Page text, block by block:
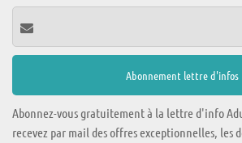
Abonnez-vous gratuitement à la lettre d'info
recevez par mail des offres exceptionnelles, les